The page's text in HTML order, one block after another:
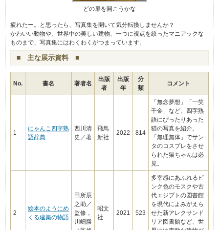
どの扉を開こうかな
疲れたー。と思ったら、写真集を開いて気分転換しませんか？
かわいい動物や、世界中の美しい建物、一つに視点を絞ったマニアックな
ものまで、写真集にはわくわくがつまっています。
■ 主な展示資料 ■
No. 書名 著者名
出版
者
出版
年
分
類
コメント
1
にゃんこ四字熟
語辞典
西川清
史／著
飛鳥
新社
2022 814
「無念夢想」「一笑
千金」など、四字熟
語にぴったりあった
猫の写真を紹介。
「無理無体」でサン
タのコスプレをさせ
られた猫ちゃんは必
見。
2
絵本のようにめ
くる建築の物語
田所辰
之助／
監修，
川嶋勝
昭文
社
2021 523
多幸感にあふれるピ
ンク色のモスクや古
代エジプトの図書館
を現代によみがえら
せた新アレクサンド
リア図書館など、世